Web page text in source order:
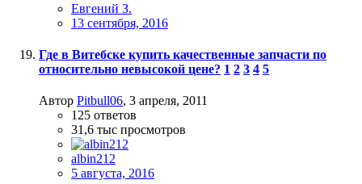
Евгений З.
13 сентября, 2016
Где в Витебске купить качественные запчасти по
относительно невысокой цене? 1 2 3 4 5
Автор Pitbull06, 3 апреля, 2011
125 ответов
31,6 тыс просмотров
albin212
5 августа, 2016